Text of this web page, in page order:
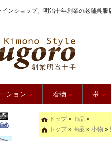
ンショップ。明治十年創業の老舗呉服
もの館【久五郎】
ション » 着物 » 帯 »
トップ» 商品 »
トップ» 商品 » 小物 »